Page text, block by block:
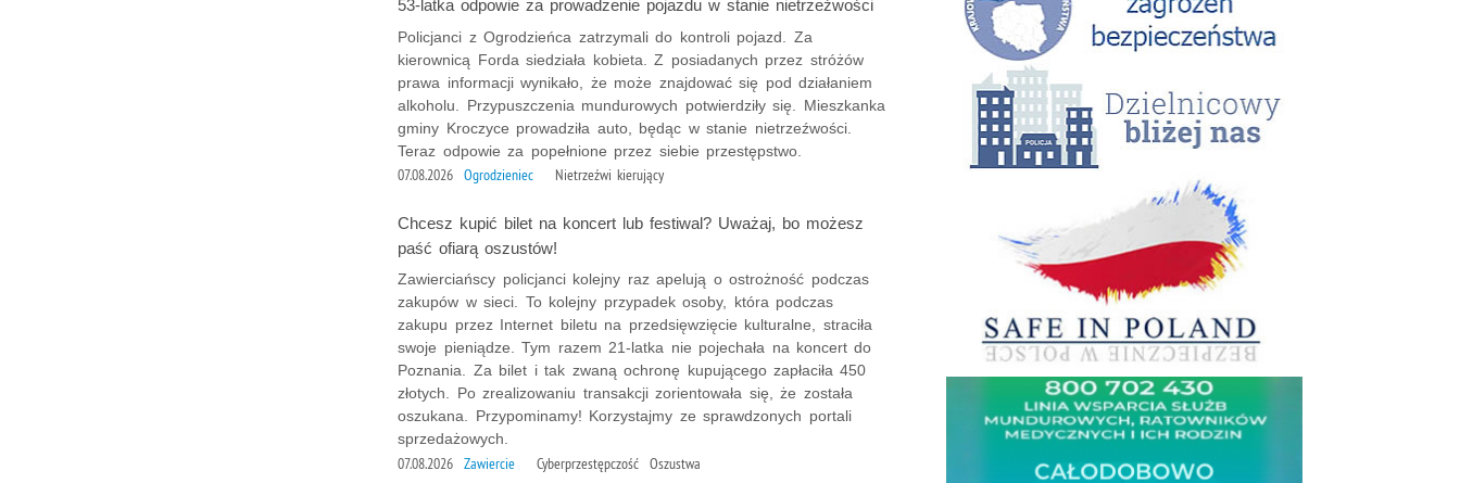
53-latka odpowie za prowadzenie pojazdu w stanie nietrzeźwości
Policjanci z Ogrodzieńca zatrzymali do kontroli pojazd. Za
kierownicą Forda siedziała kobieta. Z posiadanych przez stróżów
prawa informacji wynikało, że może znajdować się pod działaniem
alkoholu. Przypuszczenia mundurowych potwierdziły się. Mieszkanka
gminy Kroczyce prowadziła auto, będąc w stanie nietrzeźwości.
Teraz odpowie za popełnione przez siebie przestępstwo.
07.08.2026 Ogrodzieniec Nietrzeźwi kierujący
Chcesz kupić bilet na koncert lub festiwal? Uważaj, bo możesz
paść ofiarą oszustów!
Zawierciańscy policjanci kolejny raz apelują o ostrożność podczas
zakupów w sieci. To kolejny przypadek osoby, która podczas
zakupu przez Internet biletu na przedsięwzięcie kulturalne, straciła
swoje pieniądze. Tym razem 21-latka nie pojechała na koncert do
Poznania. Za bilet i tak zwaną ochronę kupującego zapłaciła 450
złotych. Po zrealizowaniu transakcji zorientowała się, że została
oszukana. Przypominamy! Korzystajmy ze sprawdzonych portali
sprzedażowych.
07.08.2026 Zawiercie Cyberprzestępczość Oszustwa